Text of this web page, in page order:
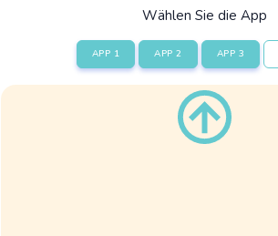
Wählen Sie die App
APP 1 APP 2 APP 3